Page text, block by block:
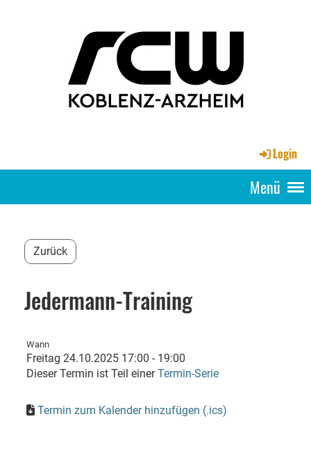
Login
Menü
Zurück
Jedermann-Training
Wann
Freitag 24.10.2025 17:00 - 19:00
Dieser Termin ist Teil einerTermin-Serie
Termin zum Kalender hinzufügen (.ics)